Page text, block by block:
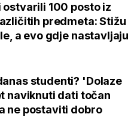
ostvarili 100 posto iz
predmeta: Stižu
a evo gdje nastavljaju
studenti? 'Dolaze
naviknuti dati točan
ne postaviti dobro